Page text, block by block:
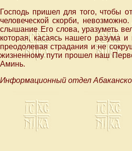
Господь пришел для того, чтобы
человеческой скорби,
слышание Его слова, уразуметь
которая, касаясь нашего разума
преодолевая страдания и не
жизненному пути прошел наш
Аминь.
Информационный отдел